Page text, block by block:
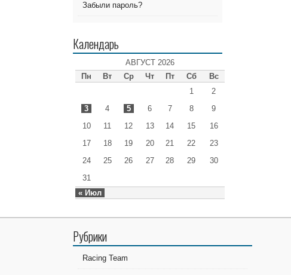
Забыли пароль?
Календарь
АВГУСТ 2026
Пн
Вт Ср Чт Пт Сб Вс
« Июл
1
2
3
4 5 6 7 8
9
10
11 12 13 14 15
16
17
18 19 20 21 22
23
24
25 26 27 28 29
30
31
Рубрики
Racing Team